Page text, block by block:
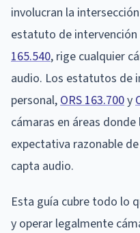
involucran la
estatuto de
165.540, rige cualquier
audio. Los estatutos de
personal, ORS 163.700y
cámaras en áreas
expectativa razonable
capta audio.
Esta guía cubre todo lo
y operar legalmente